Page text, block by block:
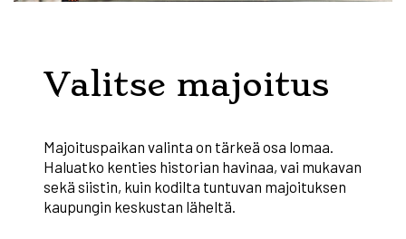
Valitse majoitus
Majoituspaikan valinta on tärkeä osa lomaa.
Haluatko kenties historian havinaa, vai mukavan
sekä siistin, kuin kodilta tuntuvan majoituksen
kaupungin keskustan läheltä.